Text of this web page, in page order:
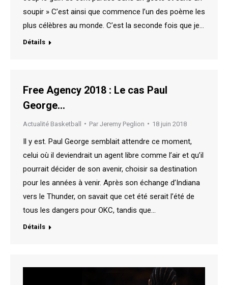
soupir » C’est ainsi que commence l’un des poème les
plus célèbres au monde. C’est la seconde fois que je…
Détails
Free Agency 2018 : Le cas Paul
George…
Actualité Basketball Par Jeremy Peglion 18 juin 2018
Il y est. Paul George semblait attendre ce moment,
celui où il deviendrait un agent libre comme l’air et qu’il
pourrait décider de son avenir, choisir sa destination
pour les années à venir. Après son échange d’Indiana
vers le Thunder, on savait que cet été serait l’été de
tous les dangers pour OKC, tandis que…
Détails